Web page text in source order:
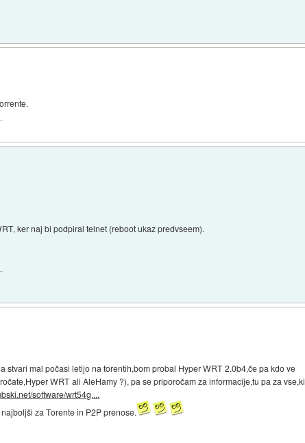
ker naj bi podpiral telnet (reboot ukaz predvseem).
mal počasi letijo na torentih,bom probal Hyper WRT 2.0b4,če pa kdo ve
WRT ali AleHamy ?), pa se priporočam za informacije,tu pa za vse,ki
software/wrt54g....
za Torente in P2P prenose.